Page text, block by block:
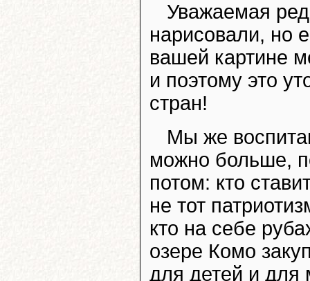
Уважаемая
нарисовали, но
вашей картине
и поэтому это
стран!
Мы же
можно больше,
потом: кто
не тот
кто на себе
озере Комо
для детей и